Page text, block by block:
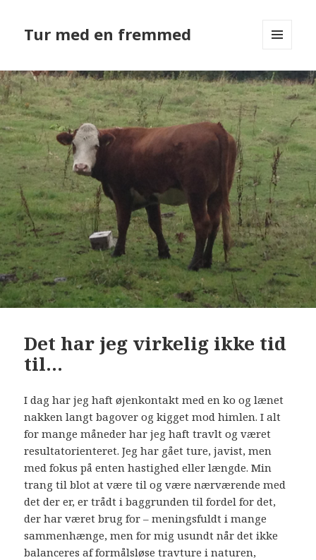
Tur med en fremmed
WIDGETS
Det har jeg virkelig ikke tid
til…
I dag har jeg haft øjenkontakt med en ko og lænet
nakken langt bagover og kigget mod himlen. I alt
for mange måneder har jeg haft travlt og været
resultatorienteret. Jeg har gået ture, javist, men
med fokus på enten hastighed eller længde. Min
trang til blot at være til og være nærværende med
det der er, er trådt i baggrunden til fordel for det,
der har været brug for – meningsfuldt i mange
sammenhænge, men for mig usundt når det ikke
balanceres af formålsløse travture i naturen,